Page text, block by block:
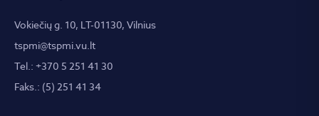
Vokiečių g. 10, LT-01130, Vilnius
tspmi@tspmi.vu.lt
Tel.: +370 5 251 41 30
Faks.: (5) 251 41 34